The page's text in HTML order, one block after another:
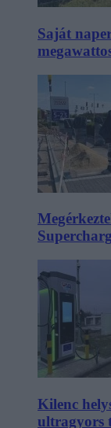
Saját
Kilenc
ultragyors